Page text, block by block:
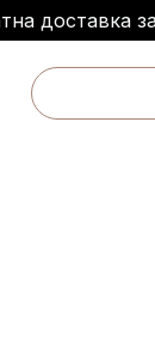
доставка